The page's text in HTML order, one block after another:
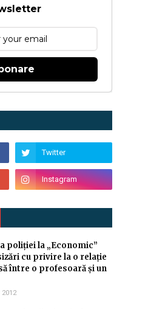
poliției la „Economic”
cu privire la o relație
între o profesoară și un